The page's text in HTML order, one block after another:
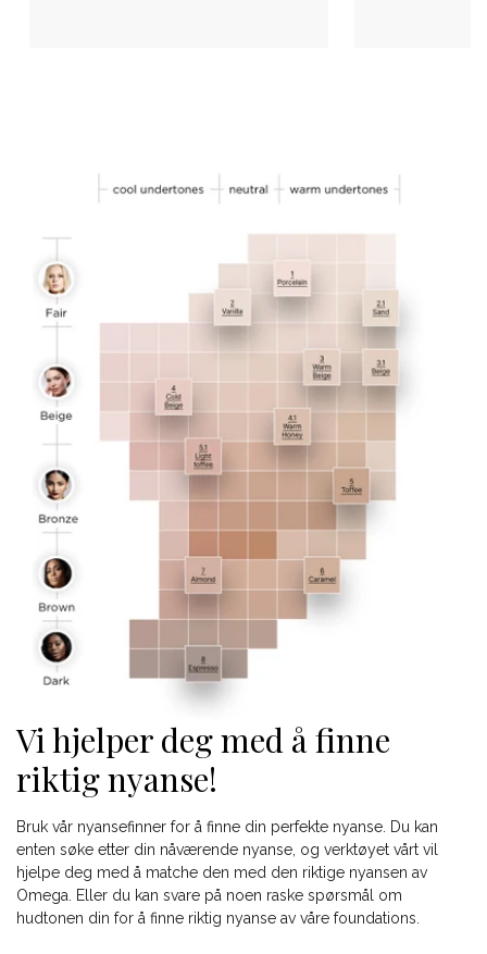
Vi hjelper deg med å finne
riktig nyanse!
Bruk vår nyansefinner for å finne din perfekte nyanse. Du kan
enten søke etter din nåværende nyanse, og verktøyet vårt vil
hjelpe deg med å matche den med den riktige nyansen av
Omega. Eller du kan svare på noen raske spørsmål om
hudtonen din for å finne riktig nyanse av våre foundations.